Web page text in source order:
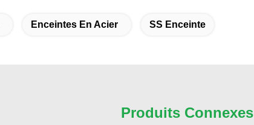
Enceintes En Acier SS Enceinte
Produits Connexes